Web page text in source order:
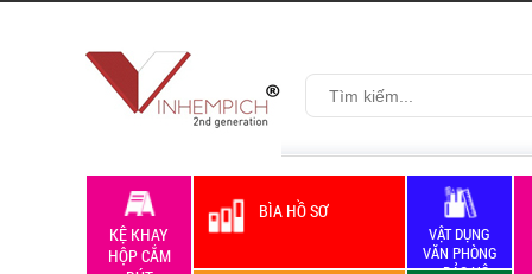
KỆ KHAY
HỘP CẮM
BÌA HỒ SƠ
VẬT DỤNG
VĂN PHÒNG